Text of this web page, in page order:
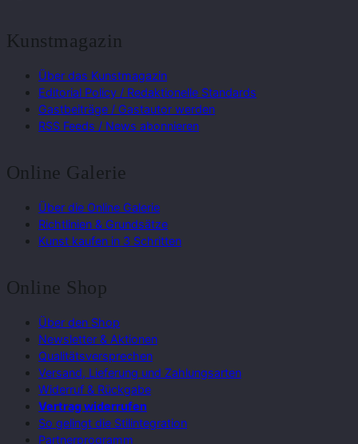
Kunstmagazin
Über das Kunstmagazin
Editorial Policy / Redaktionelle Standards
Gastbeiträge / Gastautor werden
RSS Feeds / News abonnieren
Online Galerie
Über die Online Galerie
Richtlinien & Grundsätze
Kunst kaufen in 3 Schritten
Online Shop
Über den Shop
Newsletter & Aktionen
Qualitätsversprechen
Versand, Lieferung und Zahlungsarten
Widerruf & Rückgabe
Vertrag widerrufen
So gelingt die Stilintegration
Partnerprogramm